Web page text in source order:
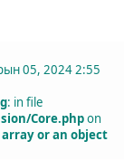
05, 2024 2:55
: in file
Core.phpon
or an object